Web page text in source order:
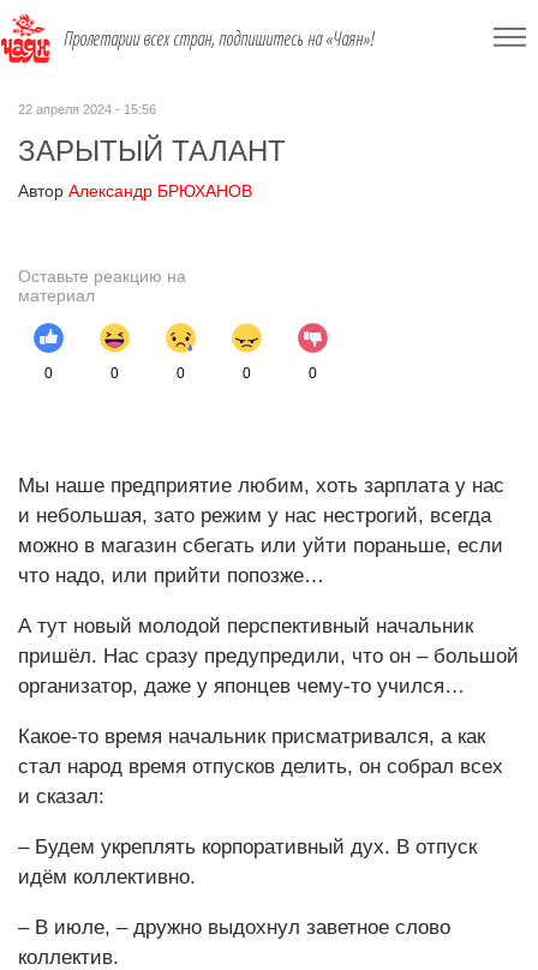
Пролетарии всех стран, подпишитесь на «Чаян»!
22 апреля 2024 - 15:56
ЗАРЫТЫЙ ТАЛАНТ
Автор Александр БРЮХАНОВ
Оставьте реакцию на
материал
0 0 0 0 0
Мы наше предприятие любим, хоть зарплата у нас
и небольшая, зато режим у нас нестрогий, всегда
можно в магазин сбегать или уйти пораньше, если
что надо, или прийти попозже…
А тут новый молодой перспективный начальник
пришёл. Нас сразу предупредили, что он – большой
организатор, даже у японцев чему-то учился…
Какое-то время начальник присматривался, а как
стал народ время отпусков делить, он собрал всех
и сказал:
– Будем укреплять корпоративный дух. В отпуск
идём коллективно.
– В июле, – дружно выдохнул заветное слово
коллектив.